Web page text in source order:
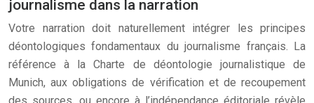
journalisme dans la narration
Votre narration doit naturellement intégrer les principes
déontologiques fondamentaux du journalisme français. La
référence à la Charte de déontologie journalistique de
Munich, aux obligations de vérification et de recoupement